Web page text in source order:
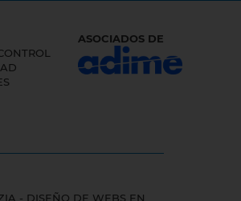
ASOCIADOS DE
- DISEÑO DE WEBS EN